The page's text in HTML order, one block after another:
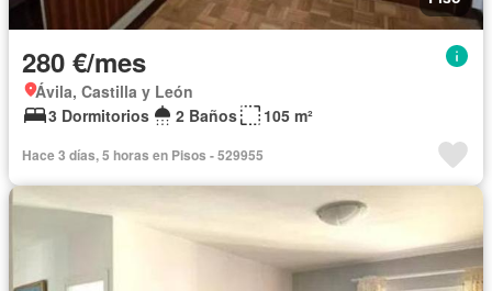
280 €/mes
Ávila, Castilla y León
3 Dormitorios
2 Baños 105 m²
Hace 3 días, 5 horas en Pisos - 529955